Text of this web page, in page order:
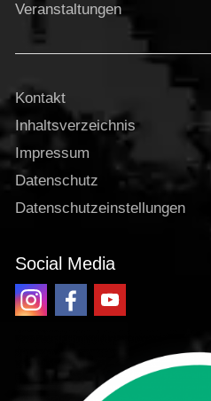
Veranstaltungen
Kontakt
Inhaltsverzeichnis
Impressum
Datenschutz
Datenschutzeinstellungen
Social Media